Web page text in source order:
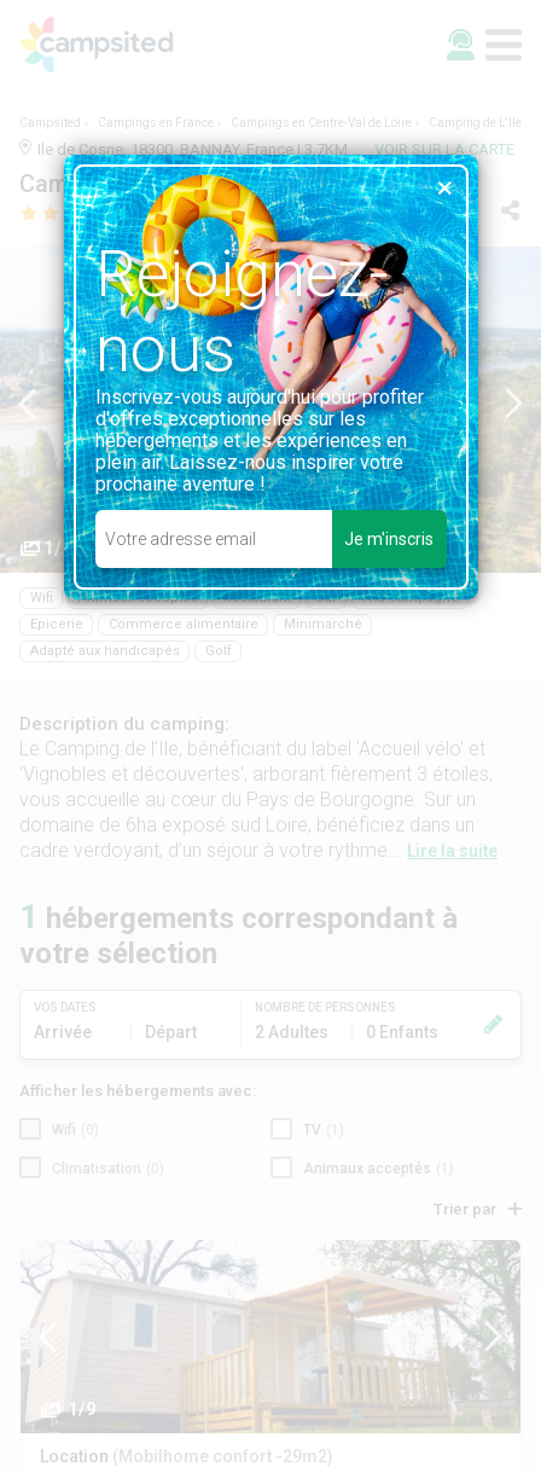
Campsited Campings en France Campings en Centre-Val de Loire Camping de L'Ile
Ile de Cosne, 18300, BANNAY, France | 3.7KM DE BANNAY VOIR SUR LA CARTE
Camping de L'Ile
1/11
Wifi Animaux acceptés Restaurant Bar
À la campagne
Epicerie
Commerce alimentaire
Minimarché
Adapté aux handicapés
Golf
Description du camping:
Le Camping de l’Ile, bénéficiant du label 'Accueil vélo' et
'Vignobles et découvertes', arborant fièrement 3 étoiles,
vous accueille au cœur du Pays de Bourgogne. Sur un
domaine de 6ha exposé sud Loire, bénéficiez dans un
cadre verdoyant, d’un séjour à votre rythme...
Lire la suite
VOS DATES
Arrivée Départ
NOMBRE DE PERSONNES
2 Adultes 0 Enfants
1 hébergements correspondant à
votre sélection
Afficher les hébergements avec:
Wifi TV
Climatisation Animaux acceptés
Trier par
1/9
Location (Mobilhome confort -29m2)
Rejoignez-
nous
Inscrivez-vous aujourd'hui pour profiter
d'offres exceptionnelles sur les
hébergements et les expériences en
plein air. Laissez-nous inspirer votre
prochaine aventure !
Je m'inscris